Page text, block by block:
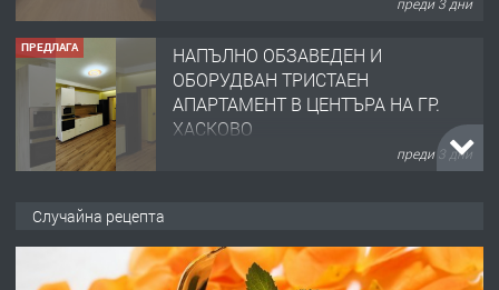
преди 3 дни
ПРЕДЛАГА
НАПЪЛНО ОБЗАВЕДЕН И
ОБОРУДВАН ТРИСТАЕН
АПАРТАМЕНТ В ЦЕНТЪРА НА ГР.
ХАСКОВО
преди 3 дни
Случайна рецепта